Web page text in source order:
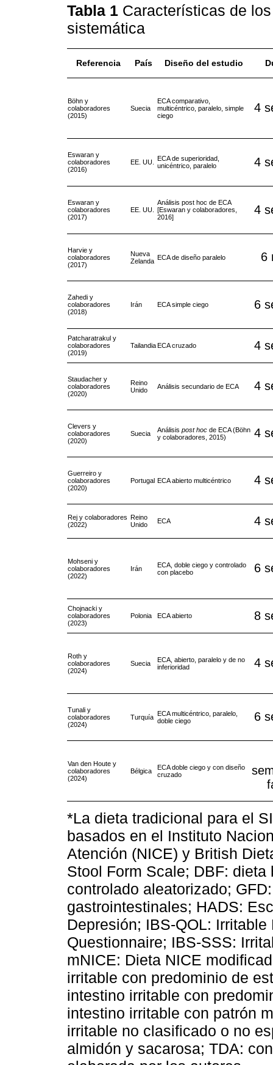
Tabla 1 Características de
sistemática
Referencia País Diseño del estudio
Böhn y
colaboradores
(2015)
Suecia
ECA comparativo,
multicéntrico, paralelo, simple
ciego
4
Eswaran y
colaboradores
(2016)
EE. UU.
ECA de superioridad,
unicéntrico, paralelo
4
Eswaran y
colaboradores
(2017)
EE. UU.
Análisis post hoc de ECA
[Eswaran y colaboradores,
2016]
4
Harvie y
colaboradores
(2017)
Nueva
Zelanda ECA de diseño paralelo 6
Zahedi y
colaboradores
(2018)
Irán ECA simple ciego 6
Patcharatrakul y
colaboradores
(2019)
TailandiaECA cruzado 4
Staudacher y
colaboradores
(2020)
Reino
Unido
Análisis secundario de ECA 4
Clevers y
colaboradores
(2020)
Suecia Análisis post hoc de ECA (Böhn
y colaboradores, 2015)
4
Guerreiro y
colaboradores
(2020)
Portugal ECA abierto multicéntrico 4
Rej y colaboradores
(2022)
Reino
Unido
ECA 4
Mohseni y
colaboradores
(2022)
Irán
ECA, doble ciego y controlado
con placebo
6
Chojnacki y
colaboradores
(2023)
Polonia ECA abierto 8
Roth y
colaboradores
(2024)
Suecia
ECA, abierto, paralelo y de no
inferioridad
4
Tunali y
colaboradores
(2024)
Turquía ECA multicéntrico, paralelo,
doble ciego
6
Van den Houte y
colaboradores
(2024)
Bélgica
ECA doble ciego y con diseño
cruzado
*La dieta tradicional para el
basados en el Instituto
Atención (NICE) y British
Stool Form Scale; DBF:
controlado aleatorizado;
gastrointestinales; HADS:
Depresión; IBS-QOL:
Questionnaire; IBS-SSS:
mNICE: Dieta NICE
irritable con predominio de
intestino irritable con
intestino irritable con patrón
irritable no clasificado o no
almidón y sacarosa; TDA: